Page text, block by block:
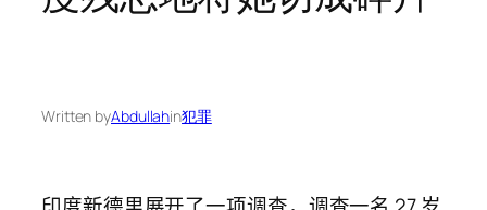
Written byAbdullahin犯罪